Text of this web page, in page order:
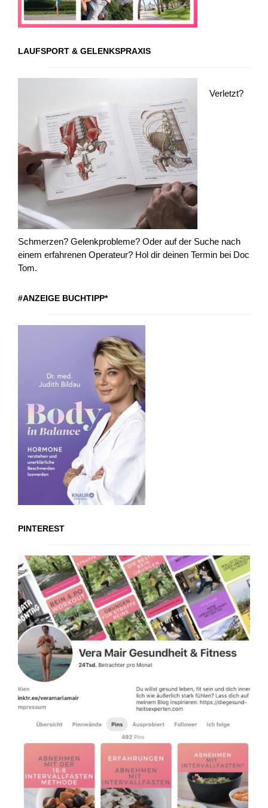
LAUFSPORT & GELENKSPRAXIS
Verletzt?
Schmerzen? Gelenkprobleme? Oder auf der Suche nach
einem erfahrenen Operateur? Hol dir deinen Termin bei Doc
Tom.
#ANZEIGE BUCHTIPP*
PINTEREST